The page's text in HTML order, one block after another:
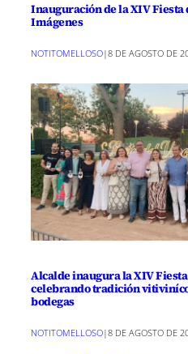
Inauguración de la XIV Fiesta
Imágenes
NOTITOMELLOSO|8 DE AGOSTO DE
Alcalde inaugura la XIV
celebrando tradición
bodegas
NOTITOMELLOSO|8 DE AGOSTO DE